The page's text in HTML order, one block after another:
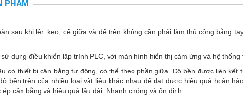
PHẨM
sau khi lên keo, đế giữa và đế trên không cần phải làm thủ công bằng
dụng điều khiển lập trình PLC, với màn hình hiển thị cảm ứng và hệ
có thiết bị cân bằng tự động, có thể theo phần giữa. Độ bền được liên
bền trên của nhiều loại vật liệu khác nhau để đạt được hiệu quả hoàn
cân bằng và hiệu quả lâu dài. Nhanh chóng và ổn định.